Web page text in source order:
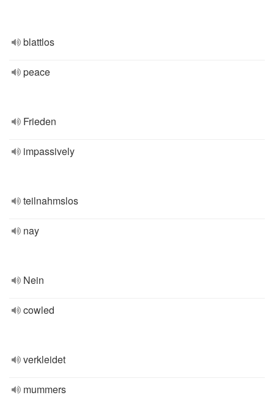
blattlos
peace
Frieden
impassively
teilnahmslos
nay
Nein
cowled
verkleidet
mummers